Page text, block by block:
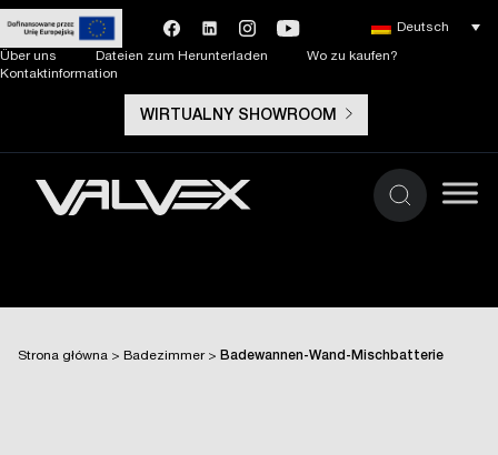
Über uns Dateien zum Herunterladen
Wo zu kaufen?
Kontaktinformation
WIRTUALNY SHOWROOM
Deutsch
Strona główna > Badezimmer> Badewannen-Wand-Mischbatterie